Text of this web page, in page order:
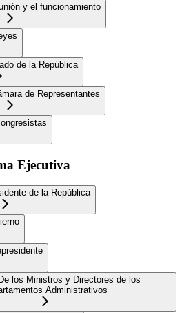
y el funcionamiento
de la República
de Representantes
Ejecutiva
de la República
los Ministros y Directores de los
Administrativos